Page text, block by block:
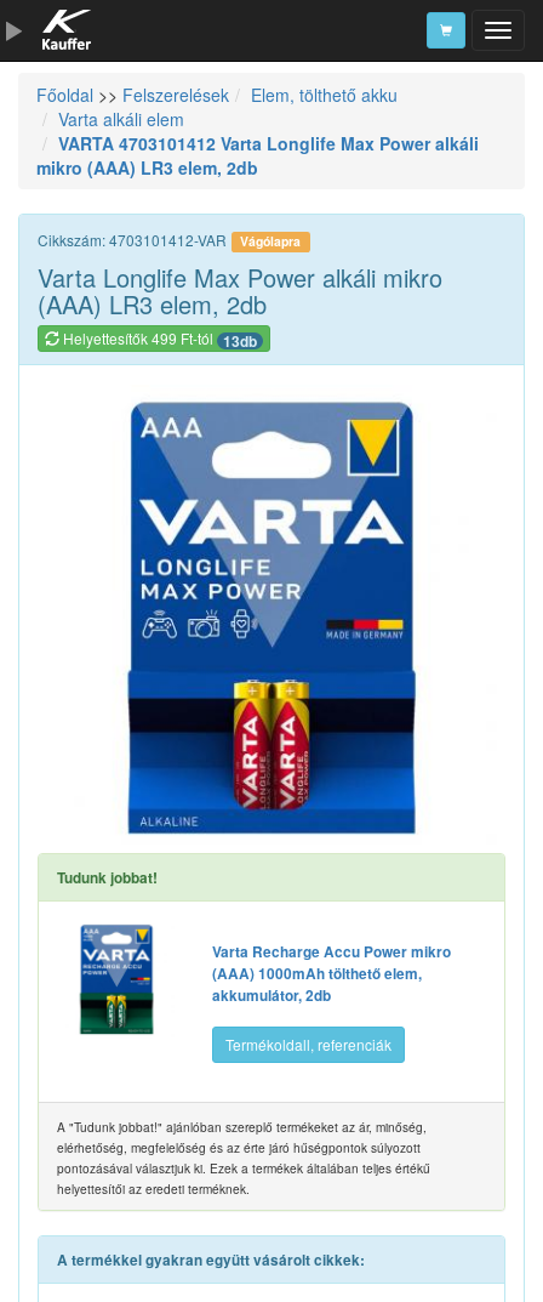
Szerszámkatalógus
Kosár
Főoldal >> Felszerelések
Elem, tölthető akku
Varta alkáli elem
VARTA 4703101412 Varta Longlife Max Power alkáli
mikro (AAA) LR3 elem, 2db
Cikkszám: 4703101412-VAR Vágólapra
Varta Longlife Max Power alkáli mikro
(AAA) LR3 elem, 2db
Helyettesítők 499 Ft-tól 13db
Tudunk jobbat!
Varta Recharge Accu Power mikro
(AAA) 1000mAh tölthető elem,
akkumulátor, 2db
Termékoldall, referenciák
A "Tudunk jobbat!" ajánlóban szereplő termékeket az ár, minőség,
elérhetőség, megfelelőség és az érte járó hűségpontok súlyozott
pontozásával választjuk ki. Ezek a termékek általában teljes értékű
helyettesítői az eredeti terméknek.
A termékkel gyakran együtt vásárolt cikkek: